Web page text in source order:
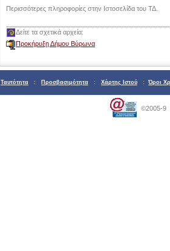
Περισσότερες πληροφορίες στην Ιστοσελίδα του ΤΔ.
Δείτε τα σχετικά αρχεία:
Προκήρυξη Δήμου Βύρωνα
Ταυτότητα : Προσβασιμότητα : Χάρτης Ιστού : Όροι
©2005-9